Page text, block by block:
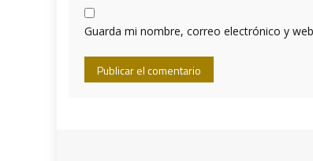
Guarda mi nombre, correo electrónico y